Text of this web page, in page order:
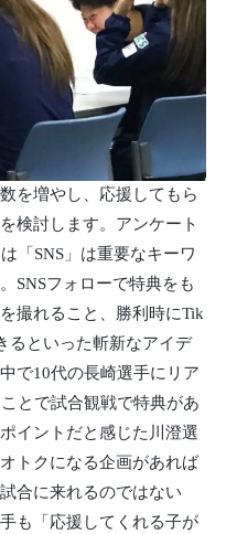
を増やし、応援してもら
検討します。アンケート
「SNS」は重要なキーワ
SNSフォローで特典をも
撮れること、勝利時にTik
るといった斬新なアイデ
で10代の長崎選手にリア
とで試合観戦で特典があ
イントだと感じた川澄選
トクになる企画があれば
合に来れるのではない
も「応援してくれる子が